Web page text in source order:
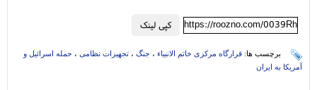
کپی لینک https://roozno.com/0039Rh
برچسب ها: قرارگاه مرکزی خاتم الانبیاء ، جنگ ، تجهیزات نظامی ، حمله اسرائیل و
آمریکا به ایران